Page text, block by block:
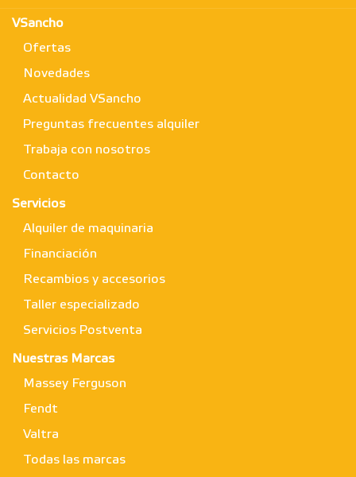
VSancho
Ofertas
Novedades
Actualidad VSancho
Preguntas frecuentes alquiler
Trabaja con nosotros
Contacto
Servicios
Alquiler de maquinaria
Financiación
Recambios y accesorios
Taller especializado
Servicios Postventa
Nuestras Marcas
Massey Ferguson
Fendt
Valtra
Todas las marcas